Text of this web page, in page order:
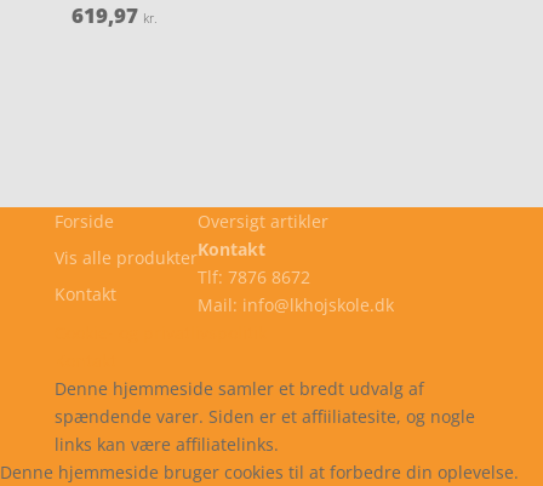
619,97 kr.
Forside
Vis alle produkter
Kontakt
Oversigt artikler
Kontakt
Tlf: 7876 8672
Mail: info@lkhojskole.dk
Denne hjemmeside samler et bredt udvalg af
spændende varer. Siden er et affiiliatesite, og nogle
links kan være affiliatelinks.
Denne hjemmeside bruger cookies til at forbedre din oplevelse.